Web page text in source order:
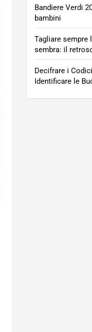
Bandiere Verdi
bambini
Tagliare sempre
sembra: il
Decifrare i
Identificare le